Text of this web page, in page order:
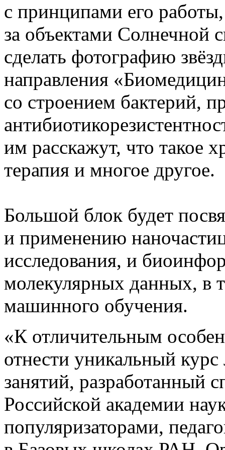
с принципами его
за объектами Солнечной
сделать фотографию
направления
со строением бактерий,
им расскажут, что такое
терапия и многое другое.
Большой блок будет
и применению
исследования, и
молекулярных данных, в
машинного обучения.
«К отличительным
отнести уникальный
занятий, разработанный
Российской академии
популяризаторами,